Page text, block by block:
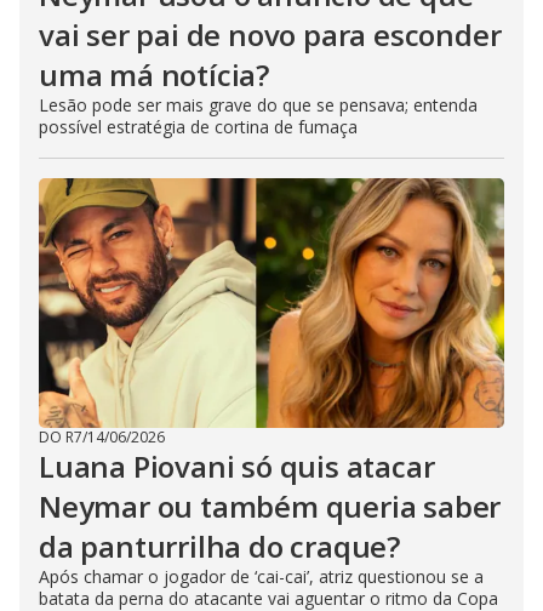
vai ser pai de novo para esconder
uma má notícia?
Lesão pode ser mais grave do que se pensava; entenda
possível estratégia de cortina de fumaça
DO R7/14/06/2026
Luana Piovani só quis atacar
Neymar ou também queria saber
da panturrilha do craque?
Após chamar o jogador de ‘cai-cai’, atriz questionou se a
batata da perna do atacante vai aguentar o ritmo da Copa